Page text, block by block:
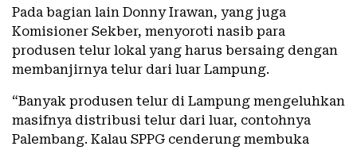
Pada bagian lain Donny Irawan, yang juga
Komisioner Sekber, menyoroti nasib para
produsen telur lokal yang harus bersaing dengan
membanjirnya telur dari luar Lampung.
“Banyak produsen telur di Lampung mengeluhkan
masifnya distribusi telur dari luar, contohnya
Palembang. Kalau SPPG cenderung membuka